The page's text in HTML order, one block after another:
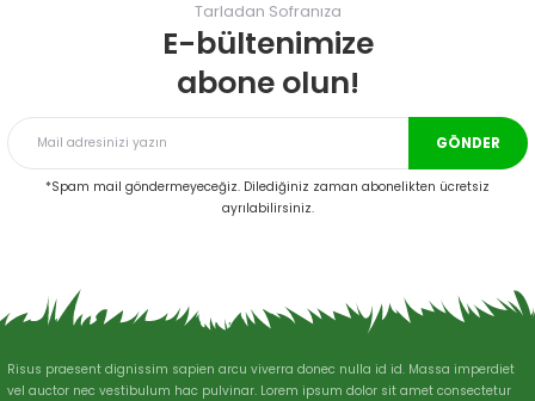
Ürün resmi kalitesiz, bozuk veya görüntülenemiyor.
Ürün bilgilerinde hatalar bulunuyor.
Bu ürüne benzer farklı alternatifler olmalı.
Gönder
Tarladan Sofranıza
E-bültenimize
abone olun!
GÖNDER
*Spam mail göndermeyeceğiz. Dilediğiniz zaman abonelikten ücretsiz
ayrılabilirsiniz.
Risus praesent dignissim sapien arcu viverra donec nulla id id. Massa imperdiet
vel auctor nec vestibulum hac pulvinar. Lorem ipsum dolor sit amet consectetur